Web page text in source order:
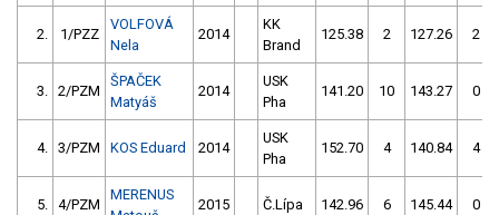
2. 1/PZZ
VOLFOVÁ
Nela
2014
KK
Brand
125.38 2 127.26 2
3. 2/PZM
ŠPAČEK
Matyáš
2014
USK
Pha
141.20 10 143.27 0
4. 3/PZM KOS Eduard 2014
USK
Pha
152.70 4 140.84 4
5. 4/PZM
MERENUS
2015 Č.Lípa 142.96 6 145.44 0